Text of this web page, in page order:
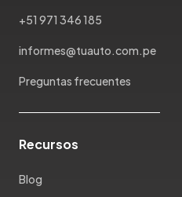
+51 971 346 185
informes@tuauto.com.pe
Preguntas frecuentes
Recursos
Blog